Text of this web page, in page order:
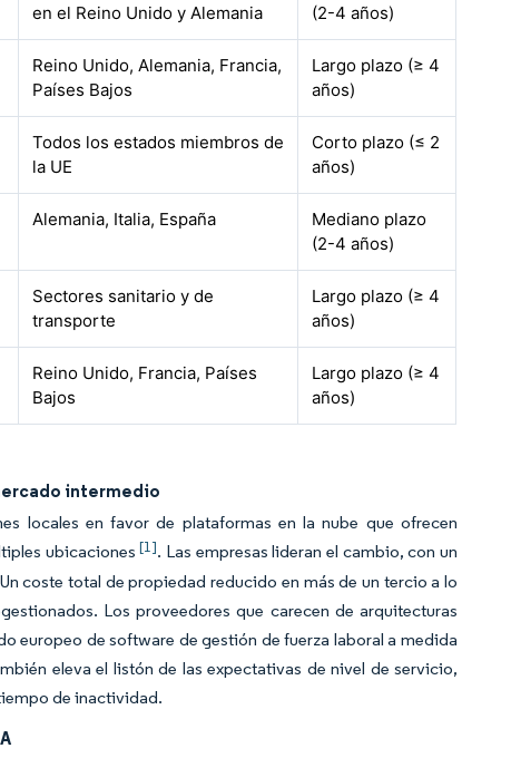
en el Reino Unido y Alemania
(2-4 años)
Reino Unido, Alemania, Francia,
Países Bajos
Largo plazo (≥ 4
años)
Todos los estados miembros de
la UE
Corto plazo (≤ 2
años)
Alemania, Italia, España
Mediano plazo
(2-4 años)
Sectores sanitario y de
transporte
Largo plazo (≥ 4
años)
Reino Unido, Francia, Países
Bajos
Largo plazo (≥ 4
años)
intermedio
locales en favor de plataformas en la nube que ofrecen
ubicaciones[1]. Las empresas lideran el cambio, con un
coste total de propiedad reducido en más de un tercio a lo
Los proveedores que carecen de arquitecturas
europeo de software de gestión de fuerza laboral a medida
eleva el listón de las expectativas de nivel de servicio,
de inactividad.